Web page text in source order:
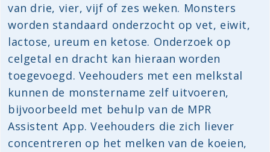
van drie, vier, vijf of zes weken. Monsters
worden standaard onderzocht op vet, eiwit,
lactose, ureum en ketose. Onderzoek op
celgetal en dracht kan hieraan worden
toegevoegd. Veehouders met een melkstal
kunnen de monstername zelf uitvoeren,
bijvoorbeeld met behulp van de MPR
Assistent App. Veehouders die zich liever
concentreren op het melken van de koeien,